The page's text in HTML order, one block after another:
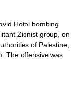
Hotel bombing
Zionist group, on
of Palestine,
The offensive was